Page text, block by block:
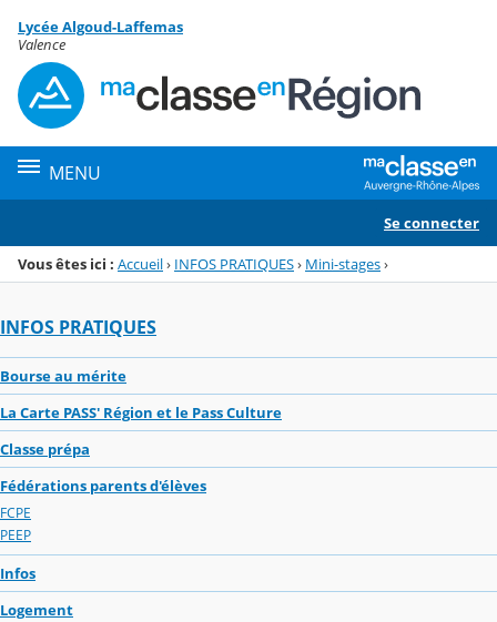
Menu de la rubrique
Contenu
Lycée Algoud-Laffemas
Valence
MENU
Se connecter
Vous êtes ici : Accueil› INFOS PRATIQUES› Mini-stages›
INFOS PRATIQUES
Bourse au mérite
La Carte PASS' Région et le Pass Culture
Classe prépa
Fédérations parents d'élèves
FCPE
PEEP
Infos
Logement